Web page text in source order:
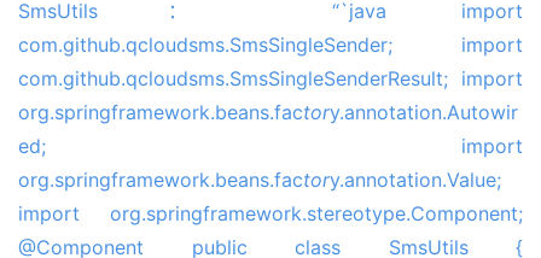
SmsUtils： “`java import
com.github.qcloudsms.SmsSingleSender; import
com.github.qcloudsms.SmsSingleSenderResult; import
org.springframework.beans.factory.annotation.Autowir
ed; import
org.springframework.beans.factory.annotation.Value;
import org.springframework.stereotype.Component;
@Component public class SmsUtils {